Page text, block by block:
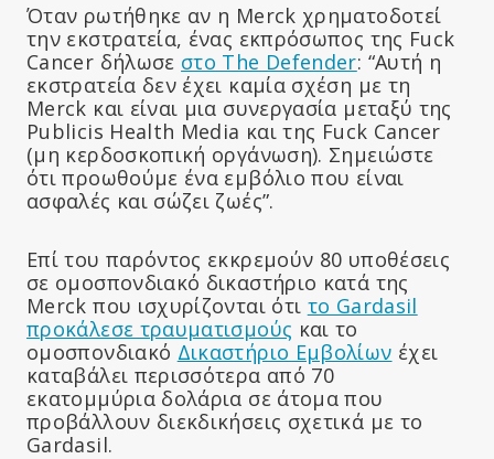
Όταν ρωτήθηκε αν η Merck χρηματοδοτεί
την εκστρατεία, ένας εκπρόσωπος της Fuck
Cancer δήλωσε στο The Defender: “Αυτή η
εκστρατεία δεν έχει καμία σχέση με τη
Merck και είναι μια συνεργασία μεταξύ της
Publicis Health Media και της Fuck Cancer
(μη κερδοσκοπική οργάνωση). Σημειώστε
ότι προωθούμε ένα εμβόλιο που είναι
ασφαλές και σώζει ζωές”.
Επί του παρόντος εκκρεμούν 80 υποθέσεις
σε ομοσπονδιακό δικαστήριο κατά της
Merck που ισχυρίζονται ότι το Gardasil
προκάλεσε τραυματισμούς και το
ομοσπονδιακό Δικαστήριο Εμβολίων έχει
καταβάλει περισσότερα από 70
εκατομμύρια δολάρια σε άτομα που
προβάλλουν διεκδικήσεις σχετικά με το
Gardasil.